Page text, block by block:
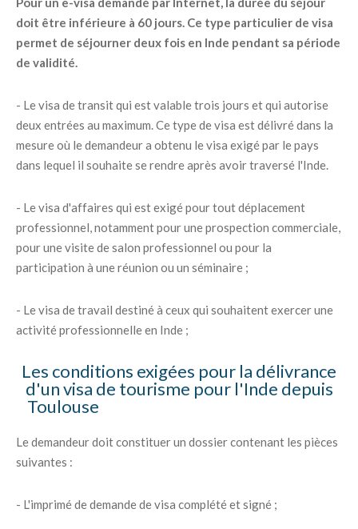
doit être inférieure à 60 jours. Ce type particulier de visa
permet de séjourner deux fois en Inde pendant sa période
de validité.
- Le visa de transit qui est valable trois jours et qui autorise
deux entrées au maximum. Ce type de visa est délivré dans la
mesure où le demandeur a obtenu le visa exigé par le pays
dans lequel il souhaite se rendre après avoir traversé l'Inde.
- Le visa d'affaires qui est exigé pour tout déplacement
professionnel, notamment pour une prospection commerciale,
pour une visite de salon professionnel ou pour la
participation à une réunion ou un séminaire ;
- Le visa de travail destiné à ceux qui souhaitent exercer une
activité professionnelle en Inde ;
Les conditions exigées pour la délivrance
d'un visa de tourisme pour l'Inde depuis
Toulouse
Le demandeur doit constituer un dossier contenant les pièces
suivantes :
- L'imprimé de demande de visa complété et signé ;